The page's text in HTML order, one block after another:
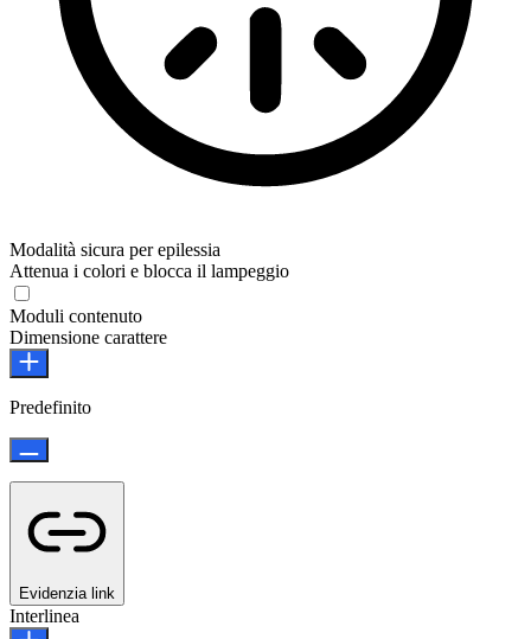
Modalità sicura per epilessia
Attenua i colori e blocca il lampeggio
Moduli contenuto
Dimensione carattere
Predefinito
Evidenzia link
Interlinea